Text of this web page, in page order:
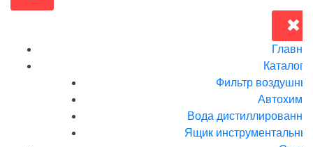
Каталог
Фильтр
Вода
Ящик